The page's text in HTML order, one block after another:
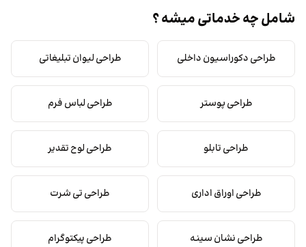
شامل چه خدماتی میشه ؟
طراحی دکوراسیون داخلی طراحی لیوان تبلیغاتی
طراحی پوستر طراحی لباس فرم
طراحی تابلو طراحی لوح تقدیر
طراحی اوراق اداری طراحی تی شرت
طراحی نشان سینه طراحی پیکتوگرام